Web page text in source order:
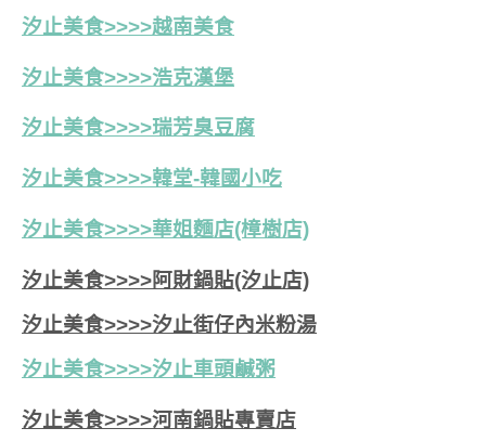
汐止美食>>>>越南美食
汐止美食>>>>浩克漢堡
汐止美食>>>>瑞芳臭豆腐
汐止美食>>>>韓堂-韓國小吃
汐止美食>>>>華姐麵店(樟樹店)
汐止美食>>>>阿財鍋貼(汐止店)
汐止美食>>>>汐止街仔內米粉湯
汐止美食>>>>汐止車頭鹹粥
汐止美食>>>>河南鍋貼專賣店